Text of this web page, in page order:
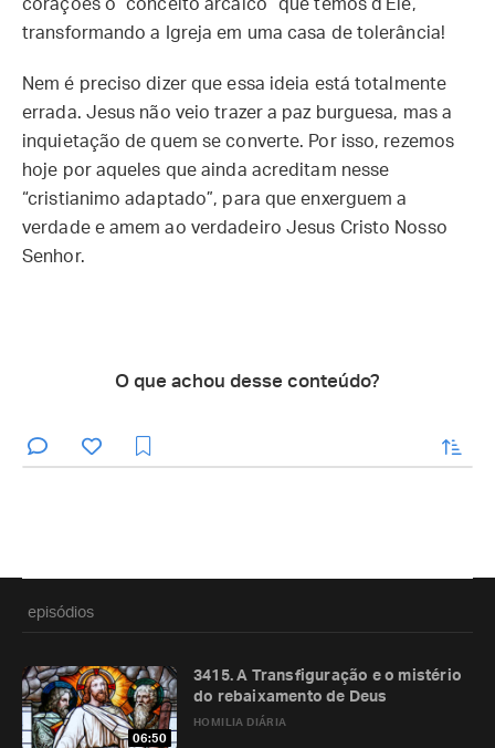
corações o “conceito arcaico” que temos d’Ele,
transformando a Igreja em uma casa de tolerância!
Nem é preciso dizer que essa ideia está totalmente
errada. Jesus não veio trazer a paz burguesa, mas a
inquietação de quem se converte. Por isso, rezemos
hoje por aqueles que ainda acreditam nesse
“cristianimo adaptado”, para que enxerguem a
verdade e amem ao verdadeiro Jesus Cristo Nosso
Senhor.
O que achou desse conteúdo?
enviar
episódios
06:50
HOMILIA DIÁRIA
3415. A Transfiguração e o mistério
do rebaixamento de Deus